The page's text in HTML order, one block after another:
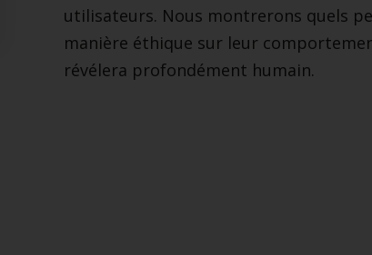
utilisateurs. Nous montrerons quels
manière éthique sur leur
révélera profondément humain.